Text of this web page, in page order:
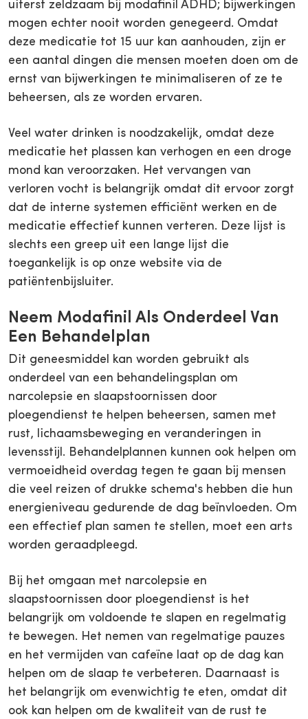
uiterst zeldzaam bij modafinil ADHD; bijwerkingen
mogen echter nooit worden genegeerd. Omdat
deze medicatie tot 15 uur kan aanhouden, zijn er
een aantal dingen die mensen moeten doen om de
ernst van bijwerkingen te minimaliseren of ze te
beheersen, als ze worden ervaren.
Veel water drinken is noodzakelijk, omdat deze
medicatie het plassen kan verhogen en een droge
mond kan veroorzaken. Het vervangen van
verloren vocht is belangrijk omdat dit ervoor zorgt
dat de interne systemen efficiënt werken en de
medicatie effectief kunnen verteren. Deze lijst is
slechts een greep uit een lange lijst die
toegankelijk is op onze website via de
patiëntenbijsluiter.
Neem Modafinil Als Onderdeel Van
Een Behandelplan
Dit geneesmiddel kan worden gebruikt als
onderdeel van een behandelingsplan om
narcolepsie en slaapstoornissen door
ploegendienst te helpen beheersen, samen met
rust, lichaamsbeweging en veranderingen in
levensstijl. Behandelplannen kunnen ook helpen om
vermoeidheid overdag tegen te gaan bij mensen
die veel reizen of drukke schema's hebben die hun
energieniveau gedurende de dag beïnvloeden. Om
een effectief plan samen te stellen, moet een arts
worden geraadpleegd.
Bij het omgaan met narcolepsie en
slaapstoornissen door ploegendienst is het
belangrijk om voldoende te slapen en regelmatig
te bewegen. Het nemen van regelmatige pauzes
en het vermijden van cafeïne laat op de dag kan
helpen om de slaap te verbeteren. Daarnaast is
het belangrijk om evenwichtig te eten, omdat dit
ook kan helpen om de kwaliteit van de rust te